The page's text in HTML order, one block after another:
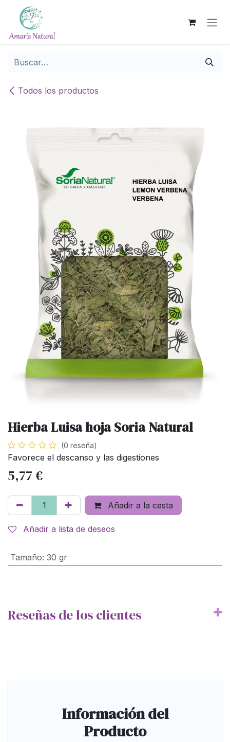
Ir al contenido
Todos los productos
Hierba Luisa hoja Soria Natural
(0 reseña)
Favorece el descanso y las digestiones
5,77 €
Añadir a la cesta
Añadir a lista de deseos
Tamaño: 30 gr
Reseñas de los clientes
Información del
Producto